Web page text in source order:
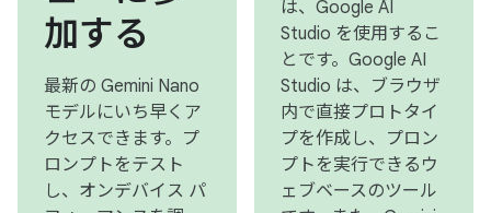
加する
最新の Gemini Nano
モデルにいち早くア
クセスできます。プ
ロンプトをテスト
し、オンデバイス パ
は、Google AI
Studio を使用するこ
とです。Google AI
Studio は、ブラウザ
内で直接プロトタイ
プを作成し、プロン
プトを実行できるウ
ェブベースのツール